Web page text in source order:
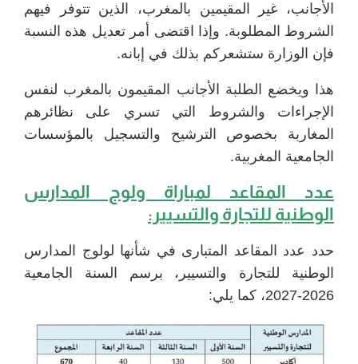
الأجانب، غير المقيمين بالمغرب، الذين تتوفر فيهم
الشروط المطلوبة. وإذا اقتضى أمر تعديل هذه النسبة
فإن الوزارة ستشعركم بذلك في إبانه.
هذا ويخضع الطلبة الأجانب المقيمون بالمغرب لنفس
الإجراءات والشروط التي تسري على نظائرهم
المغاربة بخصوص الترشيح والتسجيل بالمؤسسات
الجامعية المغربية.
عدد المقاعد لمباراة ولوج المدارس
الوطنية للتجارة والتسيير:
حدد عدد المقاعد المتبارى في شأنها لولوج المدارس
الوطنية للتجارة والتسيير، برسم السنة الجامعية
2026-2027، كما يلي: